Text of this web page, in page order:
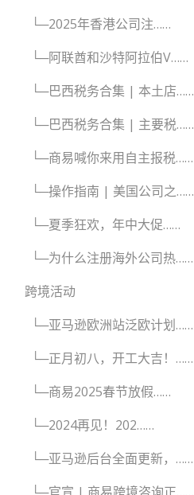
└─2025年香港公司注……
└─阿联酋和沙特阿拉伯V……
└─巴西税务合集 | 本土店……
└─巴西税务合集 | 主要税……
└─商易喊你来用自主报税……
└─操作指南 | 美国公司之……
└─夏季狂欢，年中大促……
└─为什么注册海外公司热……
跨境活动
└─亚马逊欧洲站泛欧计划……
└─正月初八，开工大吉！……
└─商易2025春节放假……
└─2024再见！202……
└─亚马逊后台全面更新，……